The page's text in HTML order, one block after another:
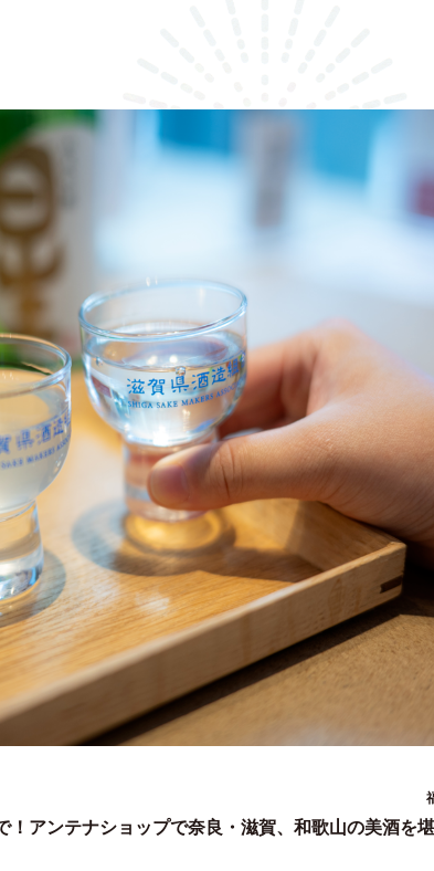
！アンテナショップで奈良・滋賀、和歌山の美酒を